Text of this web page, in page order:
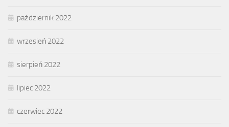
październik 2022
wrzesień 2022
sierpień 2022
lipiec 2022
czerwiec 2022